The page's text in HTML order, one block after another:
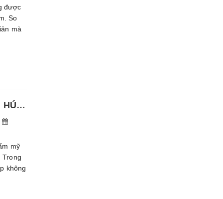
được
So
mà
CÁCH BỐ TRÍ BÀN TRÀ THEO PHONG THỦY THU HÚT VƯỢNG KHÍ CHO GIA CHỦ
mỹ
Trong
không